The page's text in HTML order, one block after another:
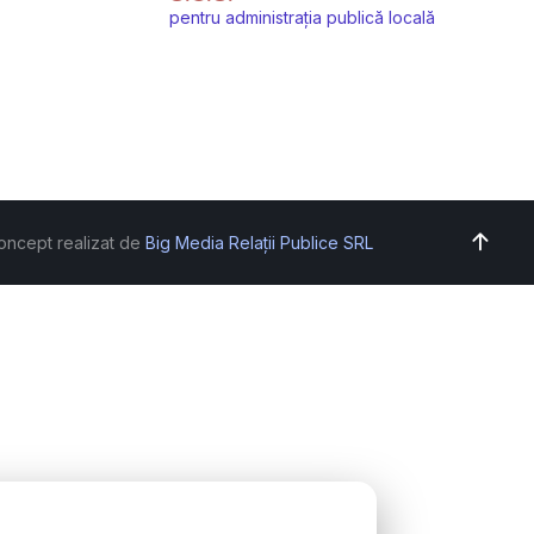
pentru administrația publică locală
realizat de Big Media Relații Publice SRL